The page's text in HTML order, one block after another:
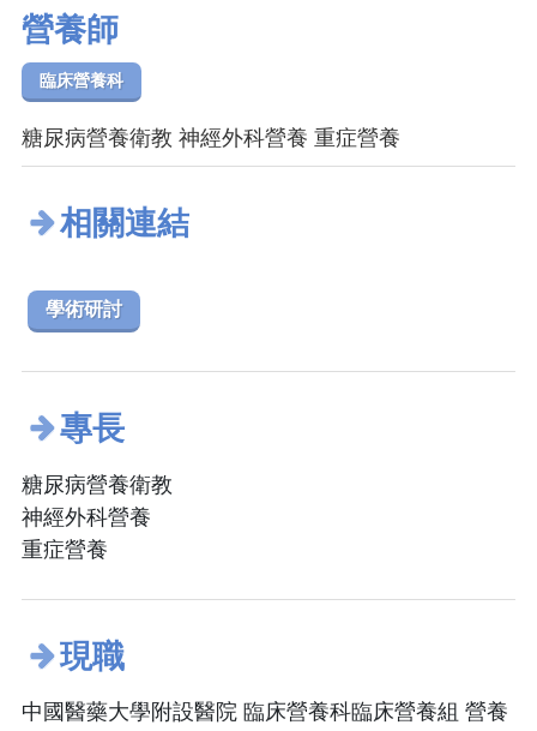
營養師
臨床營養科
糖尿病營養衛教 神經外科營養 重症營養
相關連結
學術研討
專長
糖尿病營養衛教
神經外科營養
重症營養
現職
中國醫藥大學附設醫院 臨床營養科臨床營養組 營養